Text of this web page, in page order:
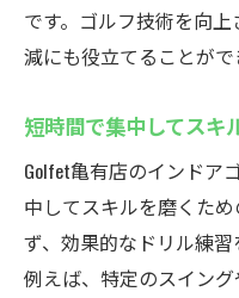
です。ゴルフ技術を向
減にも役立てることがで
短時間で集中してスキ
Golfet亀有店のインドア
中してスキルを磨くた
ず、効果的なドリル練習
例えば、特定のスイン